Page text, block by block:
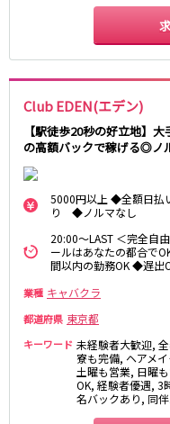
Club EDEN(エデン)
【駅徒歩20秒の好立地】
の高額バックで稼げる◎ノ
5000円以上 ◆全額日
り ◆ノルマなし
20:00～LAST ＜完全自
ールはあなたの都合で
間以内の勤務OK ◆遅出
業種 キャバクラ
都道府県 東京都
キーワード 未経験者大歓迎,
寮も完備, ヘアメ
土曜も営業, 日曜
OK, 経験者優遇, 3
名バックあり, 同
千葉
市原・木更津・君津
成田・四街道・香取
八千代台・勝田台
栃木県
宇都宮
茨城県
つくば
茨城県南
神栖・鹿嶋
北茨城
西日暮里駅
目白駅
池袋駅
新宿駅
荻窪駅
新高円寺駅
四谷三丁目駅
JR京浜東北線
新橋駅